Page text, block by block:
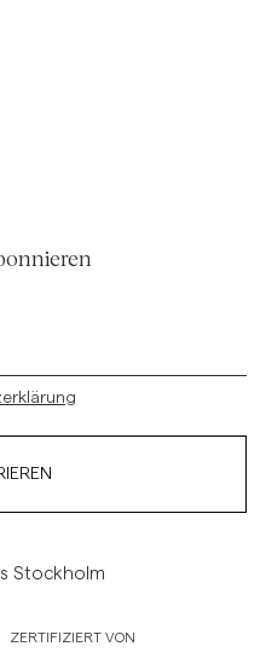
Stockholm
ZERTIFIZIERT VON